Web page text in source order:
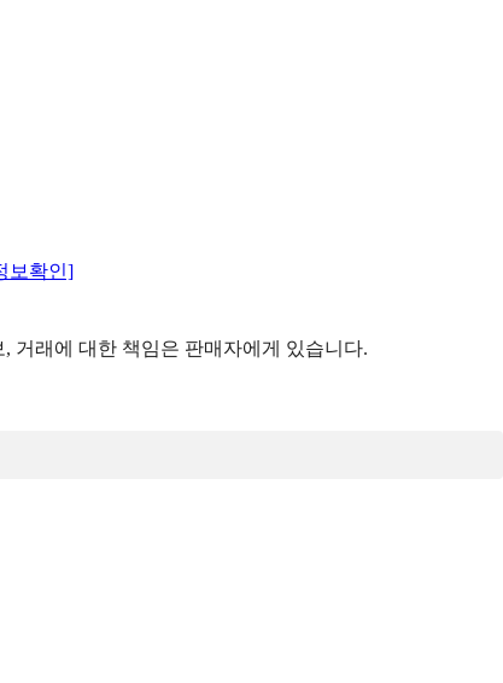
보확인]
거래에 대한 책임은 판매자에게 있습니다.